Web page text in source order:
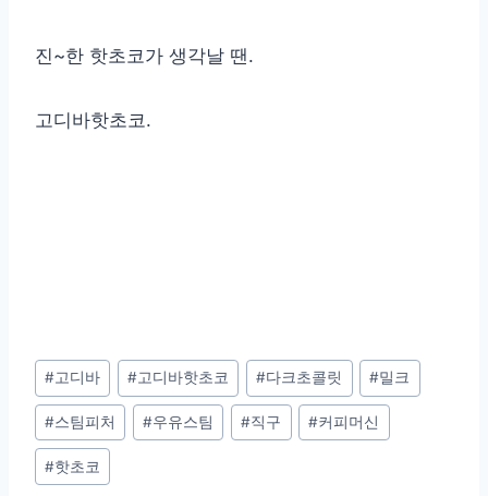
진~한 핫초코가 생각날 땐.
고디바핫초코.
Post
Tags:
#고디바 #고디바핫초코 #다크초콜릿 #밀크
#스팀피처 #우유스팀 #직구 #커피머신
#핫초코